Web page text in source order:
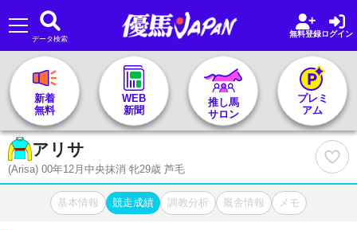
🏇 推し馬サロンTOP
レース一覧
記者&予想家
データ検索
無料登録ログイン
新着
無料
WEB
新聞
推し馬
サロン
プレミ
アム
アリサ
(Arisa) 00年12月中央抹消 牝29歳 芦毛
基本情報 競走成績 調教分析 厩舎情報 メモ